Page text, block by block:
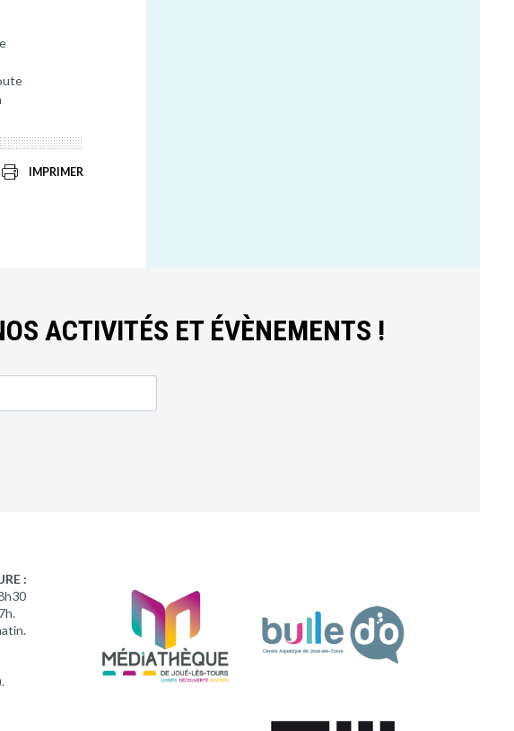
IMPRIMER
ACTIVITÉS ET ÉVÈNEMENTS !
: